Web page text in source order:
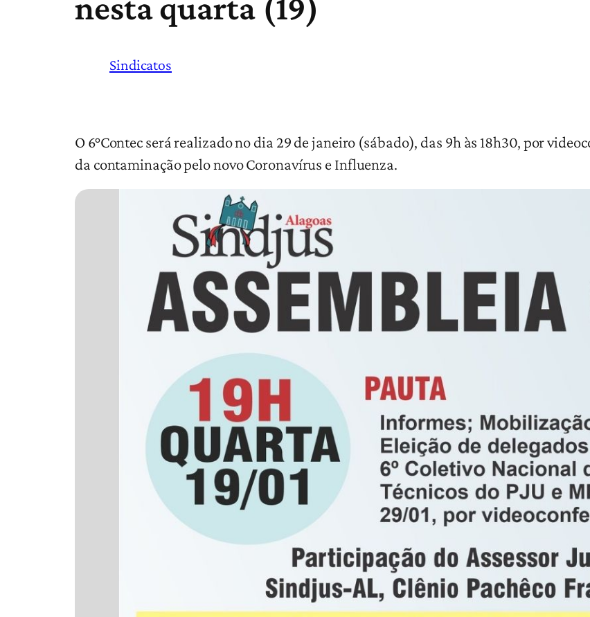
Sindicatos
O 6°Contec será realizado no dia 29 de janeiro (sábado), das 9h às 18h30, por
da contaminação pelo novo Coronavírus e Influenza.